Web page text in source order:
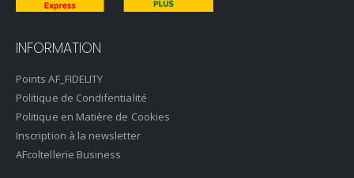
INFORMATION
Points AF_FIDELITY
Politique de Condifentialité
Politique en Matière de Cookies
Inscription à la newsletter
AFcoltellerie Business